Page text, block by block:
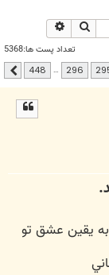
جستجو
تعداد پست ها:5368
296
…
448 بعدی
يقين عشق تو